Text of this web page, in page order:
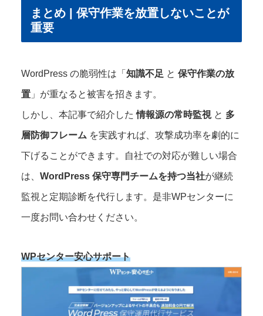
まとめ | 保守作業を放置しないことが
重要
WordPress の脆弱性は「 知識不足 と 保守作業の放
置 」が重なると被害を招きます。
しかし、本記事で紹介した情報源の常時監視と 多
層防御フレーム を実践すれば、攻撃成功率を劇的に
下げることができます。⾃社での対応が難しい場合
は、 WordPress 保守専門チームを持つ当社が継続
監視と定期診断を代行します。是非WPセンターに
一度お問い合わせください。
WPセンター安心サポート